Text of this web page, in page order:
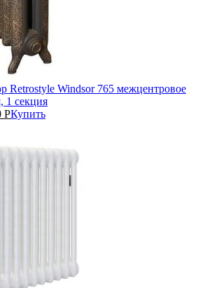
Retrostyle Windsor 765 межцентровое
1 секция
РКупить